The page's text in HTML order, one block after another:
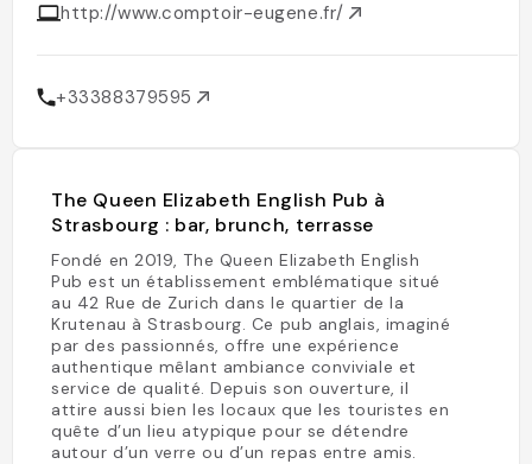
http://www.comptoir-eugene.fr/
+33388379595
The Queen Elizabeth English Pub à
Strasbourg : bar, brunch, terrasse
Fondé en 2019, The Queen Elizabeth English
Pub est un établissement emblématique situé
au 42 Rue de Zurich dans le quartier de la
Krutenau à Strasbourg. Ce pub anglais, imaginé
par des passionnés, offre une expérience
authentique mêlant ambiance conviviale et
service de qualité. Depuis son ouverture, il
attire aussi bien les locaux que les touristes en
quête d’un lieu atypique pour se détendre
autour d’un verre ou d’un repas entre amis.